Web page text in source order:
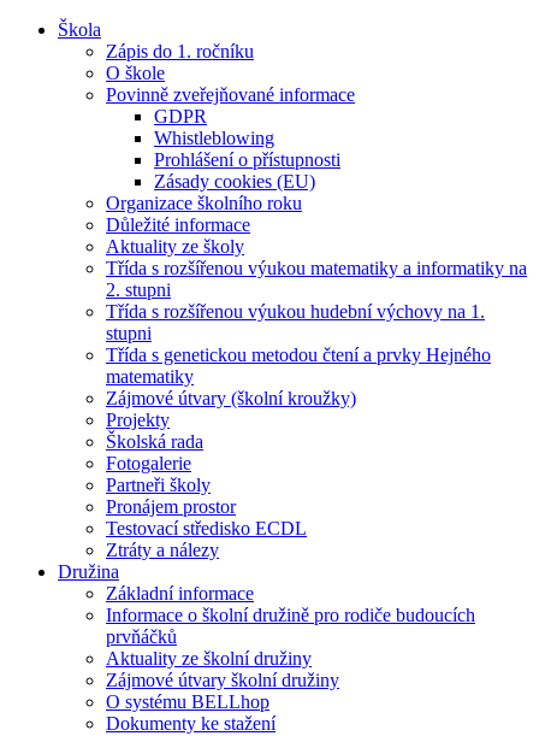
Škola
Zápis do 1. ročníku
O škole
Povinně zveřejňované informace
GDPR
Whistleblowing
Prohlášení o přístupnosti
Zásady cookies (EU)
Organizace školního roku
Důležité informace
Aktuality ze školy
Třída s rozšířenou výukou matematiky a informatiky na
2. stupni
Třída s rozšířenou výukou hudební výchovy na 1.
stupni
Třída s genetickou metodou čtení a prvky Hejného
matematiky
Zájmové útvary (školní kroužky)
Projekty
Školská rada
Fotogalerie
Partneři školy
Pronájem prostor
Testovací středisko ECDL
Ztráty a nálezy
Družina
Základní informace
Informace o školní družině pro rodiče budoucích
prvňáčků
Aktuality ze školní družiny
Zájmové útvary školní družiny
O systému BELLhop
Dokumenty ke stažení